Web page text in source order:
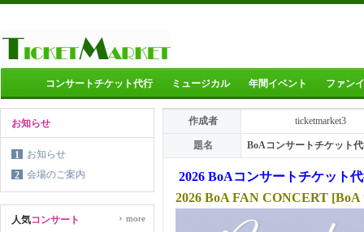
コンサートチケット代行 ミュージカル 年間イベント ファン
お知らせ
1
お知らせ
2
会場のご案内
人気コンサート › more
作成者 ticketmarket3
題名 BoAコンサートチケット
2026 BoAコンサートチケット
2026 BoA FAN CONCERT